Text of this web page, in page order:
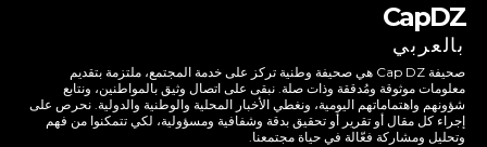
CapDZ
بالعربي
صحيفة Cap DZ هي صحيفة وطنية تركز على خدمة المجتمع، ملتزمة بتقديم
معلومات موثوقة ومُدققة وذات صلة. نبقى على اتصال وثيق بالمواطنين، ونتابع
شؤونهم واهتماماتهم اليومية، ونغطي الأخبار المحلية والوطنية والدولية. نحرص على
إجراء كل مقال أو تقرير أو تحقيق بدقة وشفافية ومسؤولية، لكي تتمكنوا من فهم
وتحليل ومشاركة فعّالة في حياة مجتمعنا.